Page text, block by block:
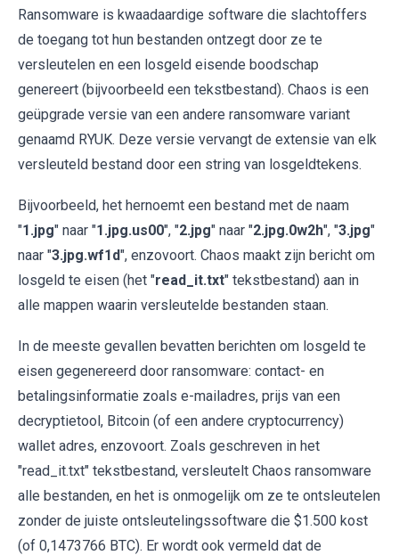
Ransomware is kwaadaardige software die slachtoffers
de toegang tot hun bestanden ontzegt door ze te
versleutelen en een losgeld eisende boodschap
genereert (bijvoorbeeld een tekstbestand). Chaos is een
geüpgrade versie van een andere ransomware variant
genaamd RYUK. Deze versie vervangt de extensie van elk
versleuteld bestand door een string van losgeldtekens.
Bijvoorbeeld, het hernoemt een bestand met de naam
"1.jpg" naar "1.jpg.us00", "2.jpg" naar "2.jpg.0w2h", "3.jpg"
naar "3.jpg.wf1d", enzovoort. Chaos maakt zijn bericht om
losgeld te eisen (het "read_it.txt" tekstbestand) aan in
alle mappen waarin versleutelde bestanden staan.
In de meeste gevallen bevatten berichten om losgeld te
eisen gegenereerd door ransomware: contact- en
betalingsinformatie zoals e-mailadres, prijs van een
decryptietool, Bitcoin (of een andere cryptocurrency)
wallet adres, enzovoort. Zoals geschreven in het
"read_it.txt" tekstbestand, versleutelt Chaos ransomware
alle bestanden, en het is onmogelijk om ze te ontsleutelen
zonder de juiste ontsleutelingssoftware die $1.500 kost
(of 0,1473766 BTC). Er wordt ook vermeld dat de